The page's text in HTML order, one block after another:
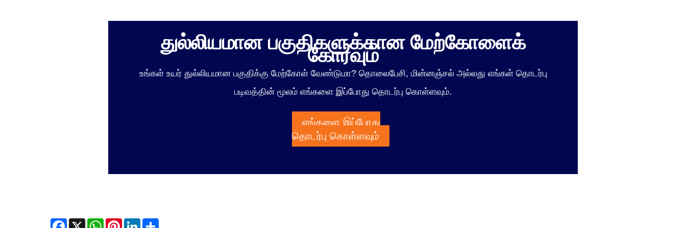
துல்லியமான பகுதிகளுக்கான மேற்கோளைக்
கோரவும்
உங்கள் உயர் துல்லியமான பகுதிக்கு மேற்கோள் வேண்டுமா? தொலைபேசி, மின்னஞ்சல் அல்லது எங்கள் தொடர்பு
படிவத்தின் மூலம் எங்களை இப்போது தொடர்பு கொள்ளவும்.
எங்களை இப்போது
தொடர்பு கொள்ளவும்
Facebook
X WhatsAppPinterestLinkedIn